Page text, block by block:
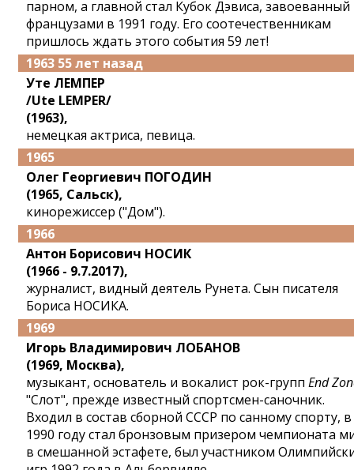
парном, а главной стал Кубок Дэвиса, завоеванный
французами в 1991 году. Его соотечественникам
пришлось ждать этого события 59 лет!
1963 55 лет назад
Уте ЛЕМПЕР
/Ute LEMPER/
(1963),
немецкая актриса, певица.
1965
Олег Георгиевич ПОГОДИН
(1965, Сальск),
кинорежиссер ("Дом").
1966
Антон Борисович НОСИК
(1966 - 9.7.2017),
журналист, видный деятель Рунета. Сын писателя
Бориса НОСИКА.
1969
Игорь Владимирович ЛОБАНОВ
(1969, Москва),
музыкант, основатель и вокалист рок-групп End
"Слот", прежде известный спортсмен-саночник.
Входил в состав сборной СССР по санному спорту, в
1990 году стал бронзовым призером чемпионата
в смешанной эстафете, был участником